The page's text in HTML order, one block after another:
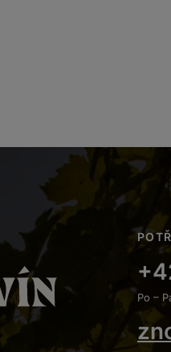
Po –